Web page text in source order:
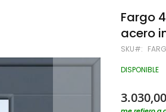
Fargo
acero
SKU
DISPONIBLE